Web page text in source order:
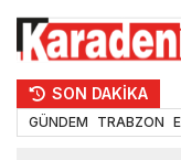
SON DAKİKA
GÜNDEM TRABZON